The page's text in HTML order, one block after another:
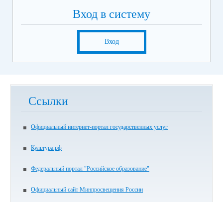
Вход в систему
Вход
Ссылки
Официальный интернет-портал государственных услуг
Культура.рф
Федеральный портал "Российское образование"
Официальный сайт Минпросвещения России